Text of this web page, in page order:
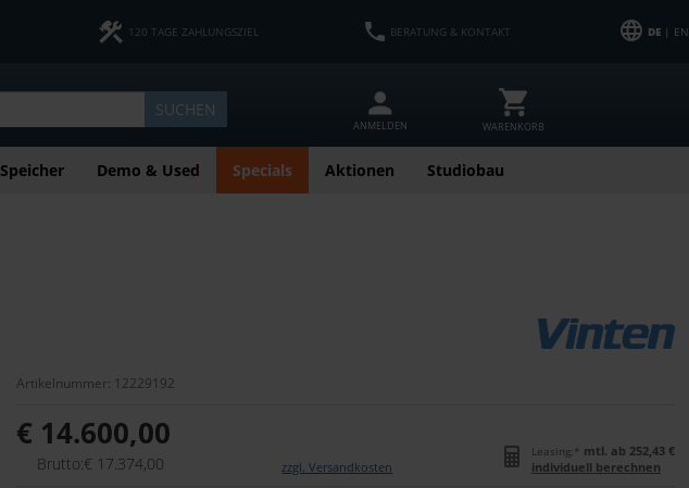
120 TAGE ZAHLUNGSZIEL BERATUNG & KONTAKT DE| EN
SUCHEN
ANMELDEN WARENKORB
Speicher Demo & Used Specials Aktionen Studiobau
Artikelnummer: 12229192
€ 14.600,00
Brutto:€ 17.374,00 zzgl. Versandkosten
Leasing:* mtl. ab 252,43 €
individuell berechnen